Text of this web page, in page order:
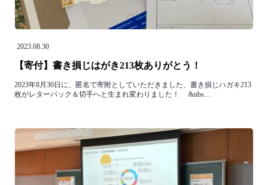
2023.08.30
【寄付】書き損じはがき213枚ありがとう！
2023年8月30日に、匿名で寄附としていただきました、書き損じハガキ213
枚がレターパック＆切手へと生まれ変わりました！ &nbs…